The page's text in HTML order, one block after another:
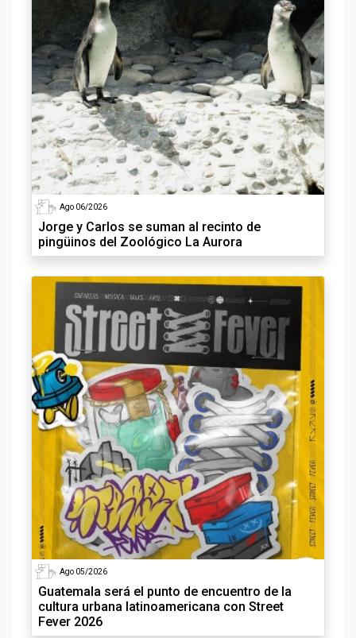
Ago 06/2026
Jorge y Carlos se suman al recinto de
pingüinos del Zoológico La Aurora
Ago 05/2026
Guatemala será el punto de encuentro de la
cultura urbana latinoamericana con Street
Fever 2026